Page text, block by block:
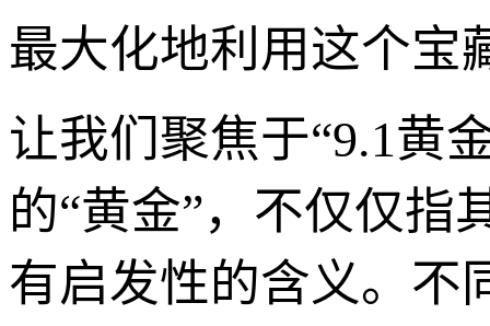
最大化地利用这个宝
让我们聚焦于“9.1黄
的“黄金”，不仅仅指
有启发性的含义。不